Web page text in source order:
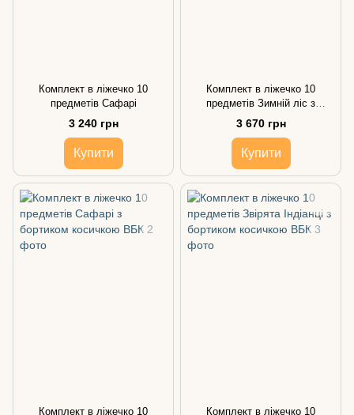
Комплект в ліжечко 10
предметів Сафарі
3 240 грн
Купити
Комплект в ліжечко 10
предметів Зимній ліс з
бортиком косичкою
3 670 грн
Купити
Комплект в ліжечко 10 Комплект в ліжечко 10